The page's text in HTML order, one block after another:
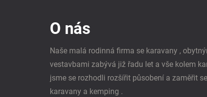
O nás
Naše malá rodinná firma se karavany ,
vestavbami zabývá již řadu let a vše kolem
jsme se rozhodli rozšířit působení a zaměřit
karavany a kemping .